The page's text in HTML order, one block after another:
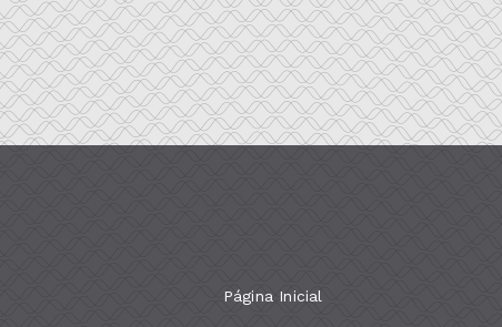
Página Inicial